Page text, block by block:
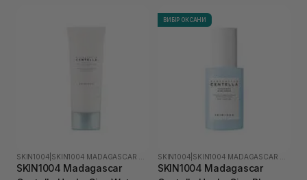
SKIN1004
SKIN1004 Madagascar
ВИБІР ОКСАНИ
SKIN1004
SKIN1004 Madagascar